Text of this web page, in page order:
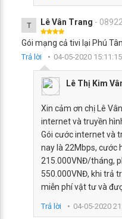
T Lê Vân Trang -
Gói mạng cả tivi lại Phú
Trả lời 04-05-2020 15:11:15
Lê Thị Kim
Xin cảm ơn chị Lê
internet và truyền
Gói cước internet và
nay là 22Mbps, cước
215.000VNĐ/tháng,
550.000VNĐ, khi trả
miễn phí vật tư và
Trả lời 04-05-2020